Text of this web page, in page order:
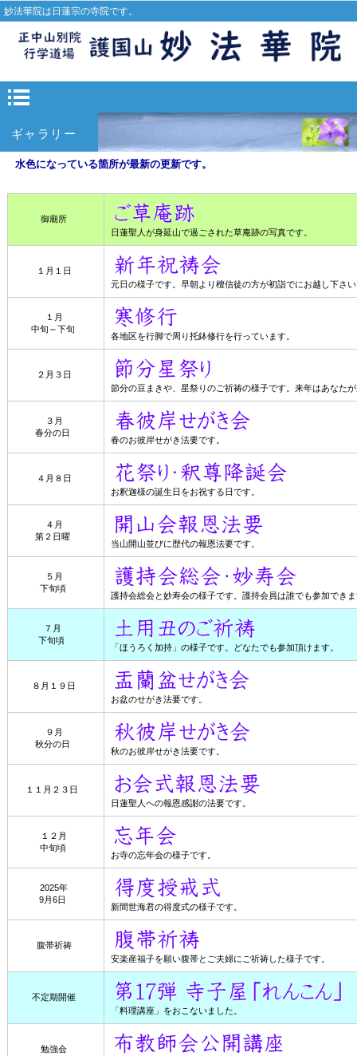
妙法華院は日蓮宗の寺院です。
ギャラリー
水色になっている箇所が最新の更新です。
御廟所
日蓮聖人が身延山で過ごされた草庵跡の写真です。
１月１日
元日の様子です。早朝より檀信徒の方が初詣でにお越し下さ
１月
中旬～下旬
各地区を行脚で周り托鉢修行を行っています。
２月３日
節分の豆まきや、星祭りのご祈祷の様子です。来年はあなた
３月
春分の日
春のお彼岸せがき法要です。
４月８日
お釈迦様の誕生日をお祝する日です。
４月
第２日曜
当山開山並びに歴代の報恩法要です。
５月
下旬頃
護持会総会と妙寿会の様子です。護持会員は誰でも参加でき
７月
下旬頃
「ほうろく加持」の様子です。どなたでも参加頂けます。
８月１９日
お盆のせがき法要です。
９月
秋分の日
秋のお彼岸せがき法要です。
１１月２３日
日蓮聖人への報恩感謝の法要です。
１２月
中旬頃
お寺の忘年会の様子です。
2025年
9月6日
新間世海君の得度式の様子です。
腹帯祈祷
安楽産福子を願い腹帯とご夫婦にご祈祷した様子です。
不定期開催
「料理講座」をおこないました。
勉強会